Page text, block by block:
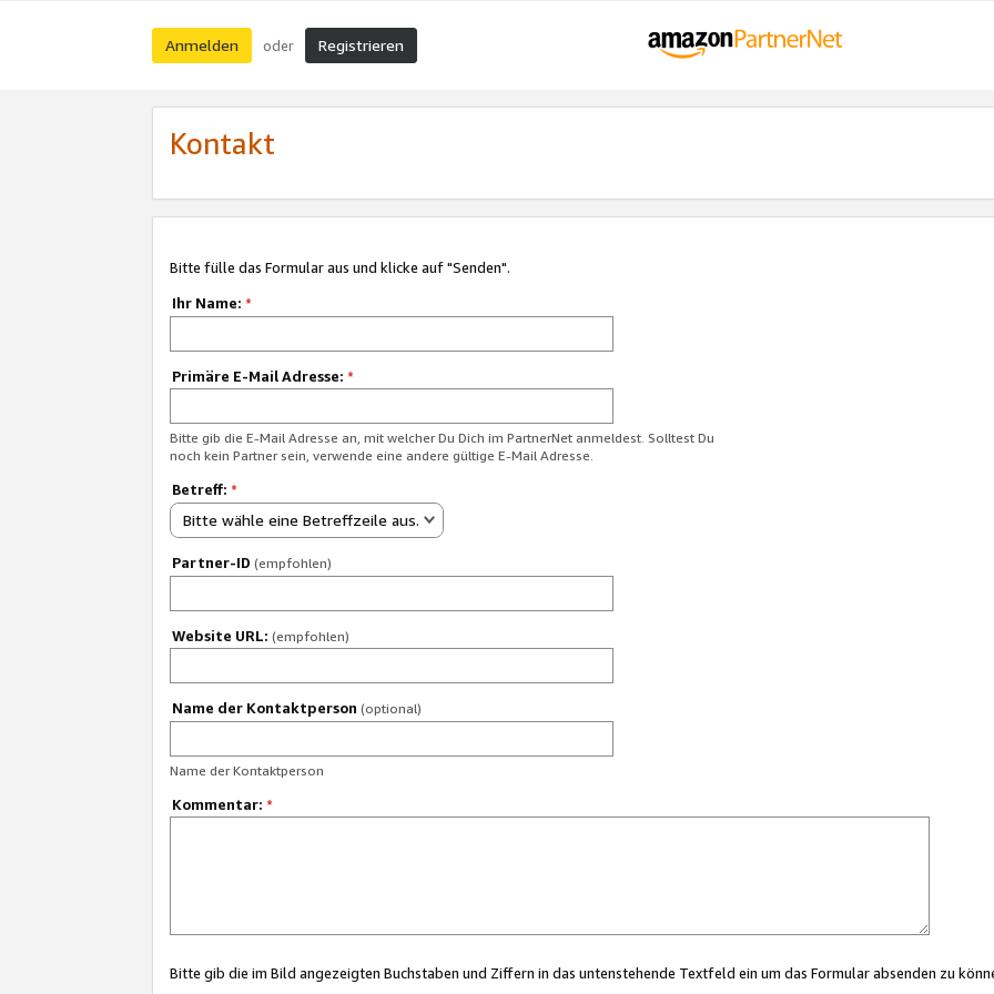
Anmelden oder Registrieren
Kontakt
Bitte fülle das Formular aus und klicke auf "Senden".
Ihr Name: *
Primäre E-Mail Adresse: *
Bitte gib die E-Mail Adresse an, mit welcher Du Dich im PartnerNet anmeldest. Solltest Du
noch kein Partner sein, verwende eine andere gültige E-Mail Adresse.
Betreff: *
Bitte wähle eine Betreffzeile aus.
Partner-ID (empfohlen)
Website URL: (empfohlen)
Name der Kontaktperson (optional)
Name der Kontaktperson
Kommentar: *
Bitte gib die im Bild angezeigten Buchstaben und Ziffern in das untenstehende Textfeld ein um das Formular absenden zu